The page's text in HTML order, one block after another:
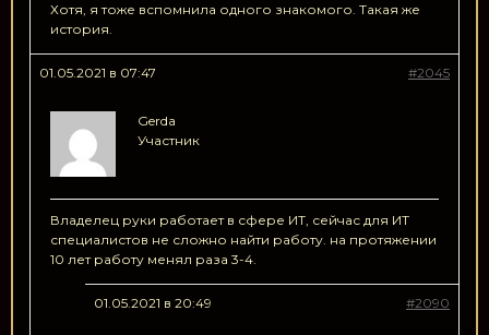
Хотя, я тоже вспомнила одного знакомого. Такая же
история.
01.05.2021 в 07:47 #2045
Gerda
Участник
Владелец руки работает в сфере ИТ, сейчас для ИТ
специалистов не сложно найти работу. на протяжении
10 лет работу менял раза 3-4.
01.05.2021 в 20:49 #2090